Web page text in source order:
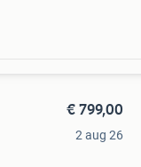
€ 799,00
2 aug 26